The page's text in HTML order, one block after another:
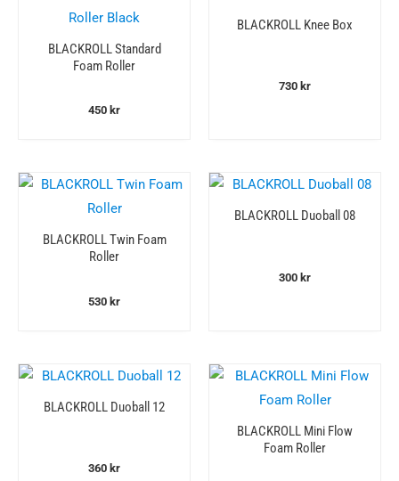
BLACKROLL Standard
Foam Roller
450 kr
BLACKROLL Knee Box
730 kr
BLACKROLL Twin Foam
Roller
530 kr
BLACKROLL Duoball 08
300 kr
BLACKROLL Duoball 12
360 kr
BLACKROLL Mini Flow
Foam Roller